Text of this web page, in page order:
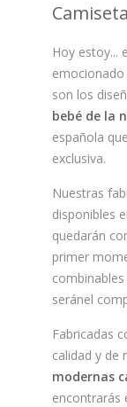
Hoy estoy...
son los
bebé de la
española
exclusiva.
Nuestras
disponibles
quedarán
primer
seránel
Fabricadas
calidad y de
modernas
encontrarás